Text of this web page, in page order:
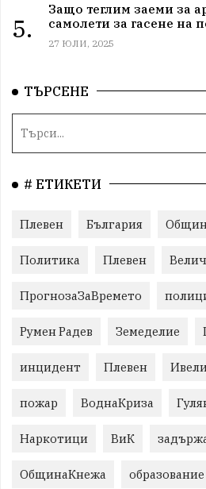
5.
Защо теглим заеми за
самолети за гасене на
27 ЮЛИ, 2025
ТЪРСЕНЕ
# ЕТИКЕТИ
Плевен България
Политика Плевен
ПрогнозаЗаВремето
Румен Радев Земеделие
инцидент Плевен
пожар ВоднаКриза
Наркотици ВиК
ОбщинаКнежа образование